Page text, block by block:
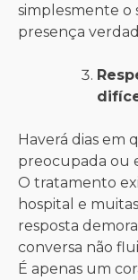
simplesmente o
presença
Haverá dias em
preocupada ou
O tratamento
hospital e
resposta
conversa não
É apenas um